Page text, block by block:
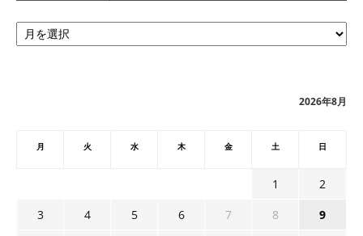
ア
ー
2026年8月
月 火 水 木 金 土 日
1
2
3
4 5 6 7 8
9